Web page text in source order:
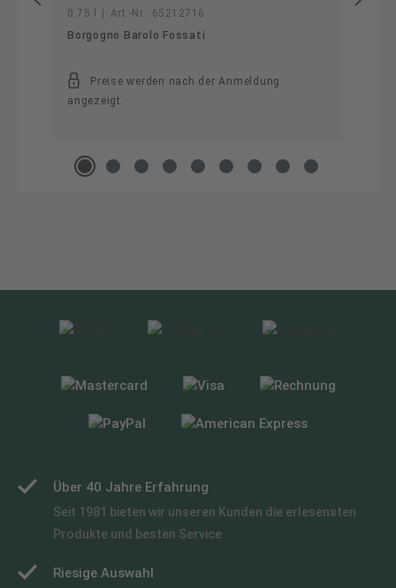
0.75 l Art.-Nr.: 65212716
Borgogno Barolo Fossati
Preise werden nach der Anmeldung
angezeigt.
Über 40 Jahre Erfahrung
Seit 1981 bieten wir unseren Kunden die erlesensten
Produkte und besten Service
Riesige Auswahl